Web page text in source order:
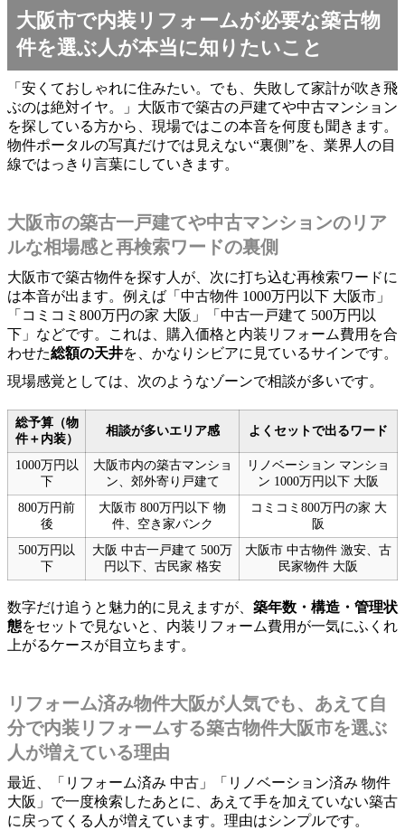
大阪市で内装リフォームが必要な築古物
件を選ぶ人が本当に知りたいこと
「安くておしゃれに住みたい。でも、失敗して家計が吹き飛
ぶのは絶対イヤ。」大阪市で築古の戸建てや中古マンション
を探している方から、現場ではこの本音を何度も聞きます。
物件ポータルの写真だけでは見えない“裏側”を、業界人の目
線ではっきり言葉にしていきます。
大阪市の築古一戸建てや中古マンションのリア
ルな相場感と再検索ワードの裏側
大阪市で築古物件を探す人が、次に打ち込む再検索ワードに
は本音が出ます。例えば「中古物件 1000万円以下 大阪市」
「コミコミ800万円の家 大阪」「中古一戸建て 500万円以
下」などです。これは、購入価格と内装リフォーム費用を合
わせた総額の天井を、かなりシビアに見ているサインです。
現場感覚としては、次のようなゾーンで相談が多いです。
総予算（物
件＋内装）
相談が多いエリア感 よくセットで出るワード
1000万円以
下
大阪市内の築古マンショ
ン、郊外寄り戸建て
リノベーション マンショ
ン 1000万円以下 大阪
800万円前
後
大阪市 800万円以下 物
件、空き家バンク
コミコミ800万円の家 大
阪
500万円以
下
大阪 中古一戸建て 500万
円以下、古民家 格安
大阪市 中古物件 激安、古
民家物件 大阪
数字だけ追うと魅力的に見えますが、 築年数・構造・管理状
態をセットで見ないと、内装リフォーム費用が一気にふくれ
上がるケースが目立ちます。
リフォーム済み物件大阪が人気でも、あえて自
分で内装リフォームする築古物件大阪市を選ぶ
人が増えている理由
最近、「リフォーム済み 中古」「リノベーション済み 物件
大阪」で一度検索したあとに、あえて手を加えていない築古
に戻ってくる人が増えています。理由はシンプルです。